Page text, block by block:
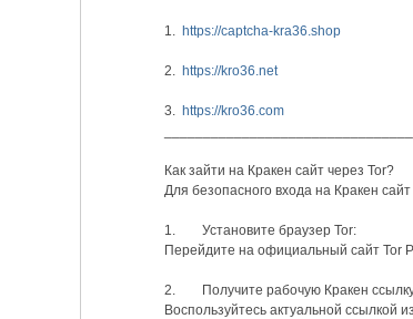
1. https://captcha-kra36.shop
2. https://kro36.net
3. https://kro36.com
Как зайти на Кракен сайт через Tor?
Для безопасного входа на Кракен
1. Установите браузер Tor:
Перейдите на официальный сайт Tor
2. Получите рабочую Кракен
Воспользуйтесь актуальной ссылкой